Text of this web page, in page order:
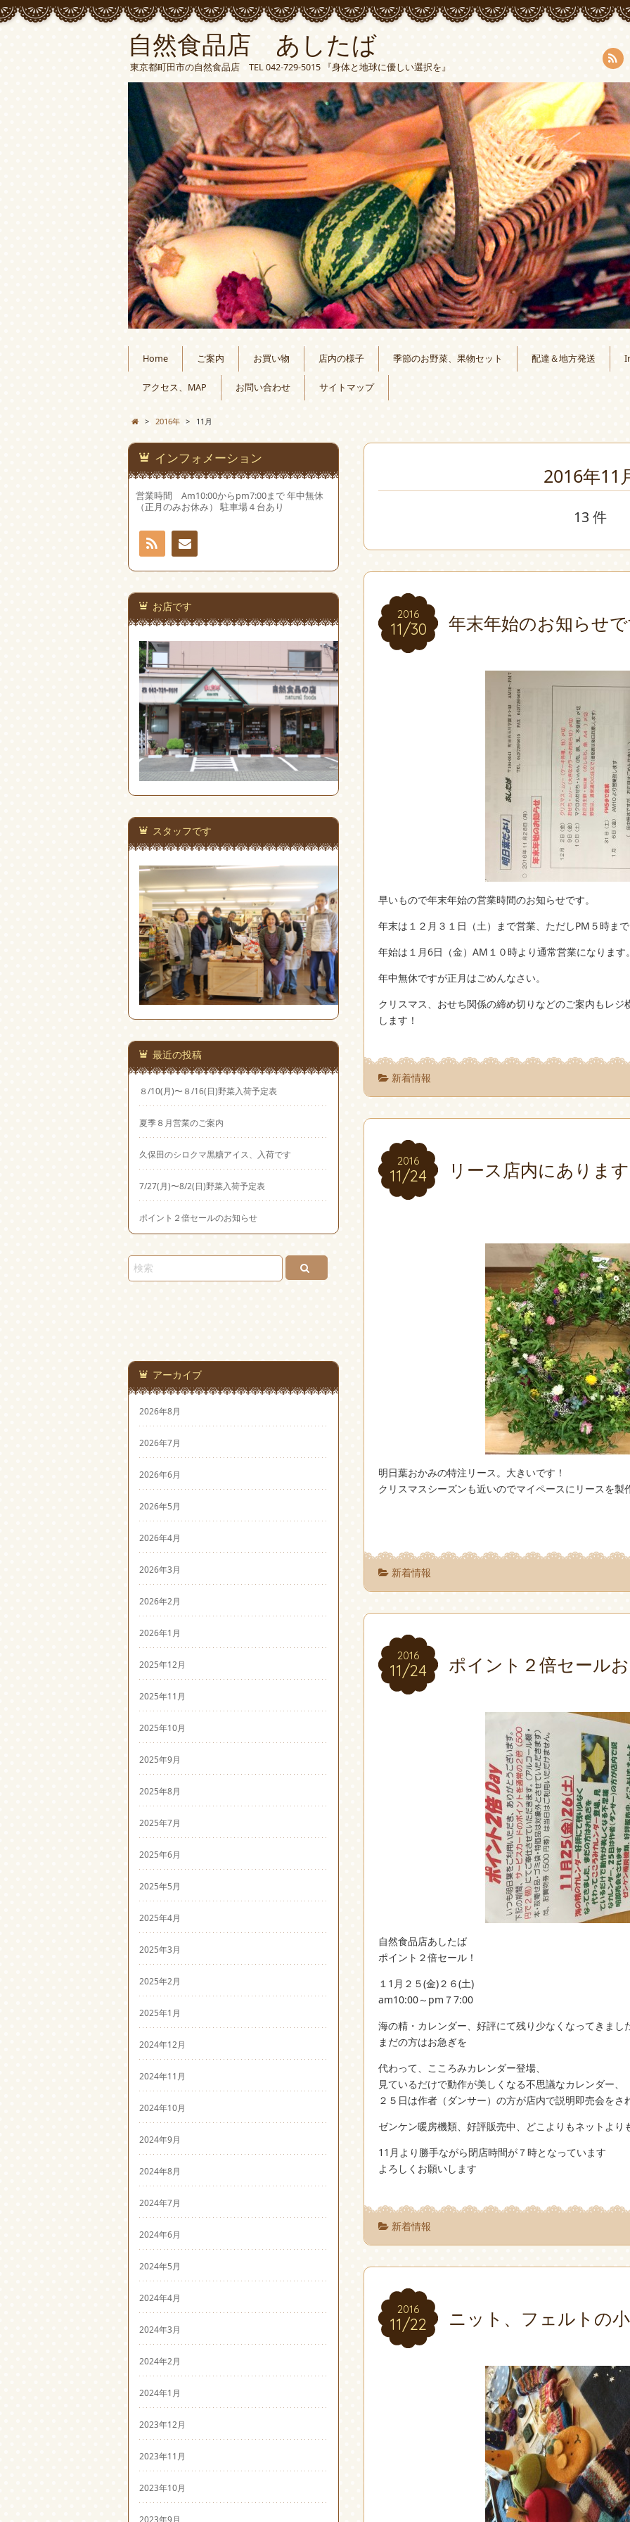
自然食品店 あしたば
東京都町田市の自然食品店 TEL 042-729-5015 『身体と地球に優しい選択を』
RSS
Home ご案内 お買い物 店内の様子 季節のお野菜、果物セット 配達＆地方発送
アクセス、MAP お問い合わせ サイトマップ
> 2016年 > 11月
2016年11
13 件
2016
11/30
2016
11/30 年末年始のお知らせ
早いもので年末年始の営業時間のお知らせです。
年末は１２月３１日（土）まで営業、ただしPM５時ま
年始は１月6日（金）AM１０時より通常営業になります
年中無休ですが正月はごめんなさい。
クリスマス、おせち関係の締め切りなどのご案内もレ
します！
新着情報
2016
11/24
2016
11/24 リース店内にありま
明日葉おかみの特注リース。大きいです！
クリスマスシーズンも近いのでマイペースにリースを
新着情報
2016
11/24
2016
11/24 ポイント２倍セール
自然食品店あしたば
ポイント２倍セール！
１1月２５(金)２６(土)
am10:00～pm７7:00
海の精・カレンダー、好評にて残り少なくなってきまし
まだの方はお急ぎを
代わって、こころみカレンダー登場、
見ているだけで動作が美しくなる不思議なカレンダー、
２５日は作者（ダンサー）の方が店内で説明即売会をさ
ゼンケン暖房機類、好評販売中、どこよりもネットより
11月より勝手ながら閉店時間が７時となっています
よろしくお願いします
新着情報
2016
11/22
2016
11/22 ニット、フェルトの
インフォメーション
営業時間 Am10:00からpm7:00まで 年中無休
（正月のみお休み） 駐車場４台あり
お問
い合
わせ
お店です
スタッフです
最近の投稿
８/10(月)〜８/16(日)野菜入荷予定表
夏季８月営業のご案内
久保田のシロクマ黒糖アイス、入荷です
7/27(月)〜8/2(日)野菜入荷予定表
ポイント２倍セールのお知らせ
アーカイブ
2026年8月
2026年7月
2026年6月
2026年5月
2026年4月
2026年3月
2026年2月
2026年1月
2025年12月
2025年11月
2025年10月
2025年9月
2025年8月
2025年7月
2025年6月
2025年5月
2025年4月
2025年3月
2025年2月
2025年1月
2024年12月
2024年11月
2024年10月
2024年9月
2024年8月
2024年7月
2024年6月
2024年5月
2024年4月
2024年3月
2024年2月
2024年1月
2023年12月
2023年11月
2023年10月
2023年9月